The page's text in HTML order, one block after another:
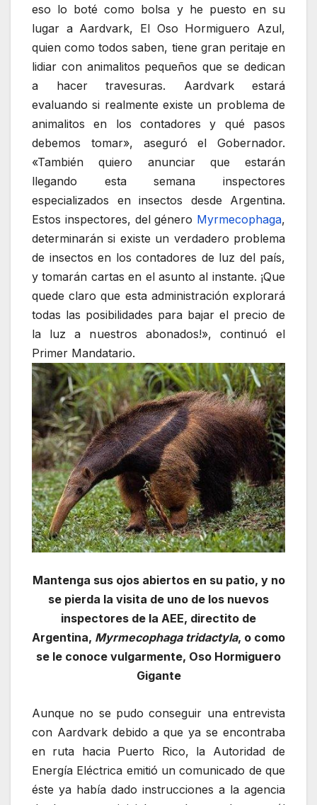
eso lo boté como bolsa y he puesto en su
lugar a Aardvark, El Oso Hormiguero Azul,
quien como todos saben, tiene gran peritaje en
lidiar con animalitos pequeños que se dedican
a hacer travesuras. Aardvark estará
evaluando si realmente existe un problema de
animalitos en los contadores y qué pasos
debemos tomar», aseguró el Gobernador.
«También quiero anunciar que estarán
llegando esta semana inspectores
especializados en insectos desde Argentina.
Estos inspectores, del género Myrmecophaga,
determinarán si existe un verdadero problema
de insectos en los contadores de luz del país,
y tomarán cartas en el asunto al instante. ¡Que
quede claro que esta administración explorará
todas las posibilidades para bajar el precio de
la luz a nuestros abonados!», continuó el
Primer Mandatario.
Mantenga sus ojos abiertos en su patio, y no
se pierda la visita de uno de los nuevos
inspectores de la AEE, directito de
Argentina, Myrmecophaga tridactyla, o como
se le conoce vulgarmente, Oso Hormiguero
Gigante
Aunque no se pudo conseguir una entrevista
con Aardvark debido a que ya se encontraba
en ruta hacia Puerto Rico, la Autoridad de
Energía Eléctrica emitió un comunicado de que
éste ya había dado instrucciones a la agencia